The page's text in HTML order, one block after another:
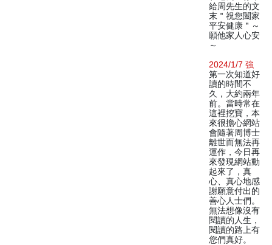
給周先生的文
末＂祝您闔家
平安健康＂～
願他家人心安
～
2024/1/7 強
第一次知道好
讀的時間不
久，大約兩年
前。當時常在
這裡挖寶，本
來很擔心網站
會隨著周博士
離世而無法再
運作，今日再
來發現網站動
起來了，真
心、真心地感
謝願意付出的
善心人士們。
無法想像沒有
閱讀的人生，
閱讀的路上有
您們真好。